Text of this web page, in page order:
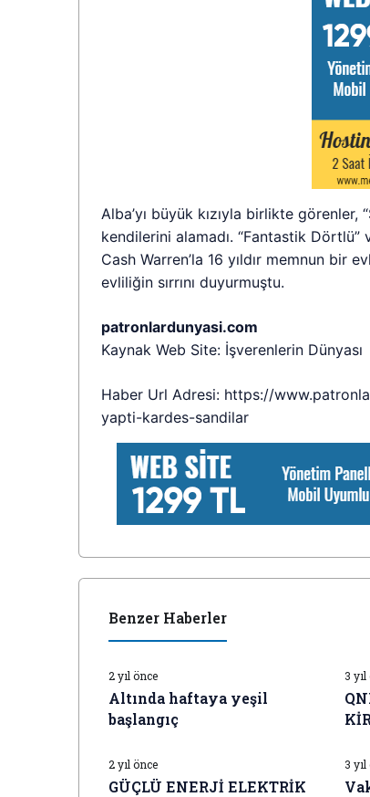
Alba’yı büyük kızıyla birlikte
kendilerini alamadı. “Fantastik Dörtlü”
Cash Warren’la 16 yıldır memnun bir
evliliğin sırrını duyurmuştu.
patronlardunyasi.com
Kaynak Web Site: İşverenlerin Dünyası
Haber Url Adresi: https://
yapti-kardes-sandilar
Benzer Haberler
İŞ DÜNYASI HABERLERI
2 yıl önce
Altında haftaya yeşil
başlangıç
3
İŞ DÜNYASI HABERLERI
2 yıl önce
GÜÇLÜ ENERJİ ELEKTRİK
İŞ
3